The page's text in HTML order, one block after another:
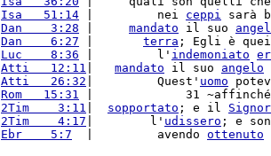
Isa   51:14 |         nei ceppi sarà
Dan    3:28 mandato il suo
Dan    6:27 terra ; Egli è
Luc    8:36 |         l' indemoniato
Atti   12:11 mandato il suo angelo
Atti   26:32 |         Quest' uomo
Rom   15:31 |             31
2Tim    3:11 sopportato ; e il
2Tim    4:17 |        l' udissero ; e
Ebr    5:7
  |         avendo
ottenuto